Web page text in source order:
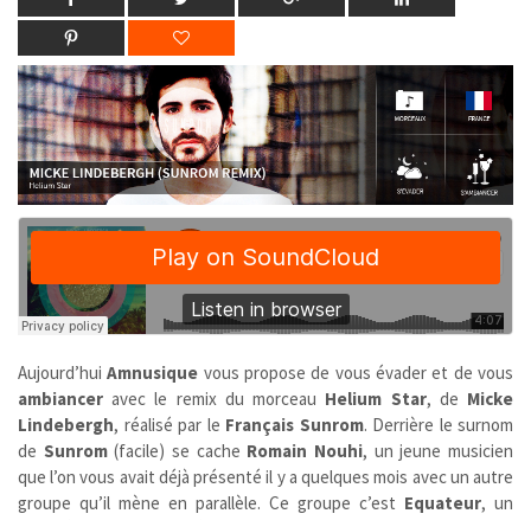
Aujourd’huiAmnusique vous propose de vous évader et de vous
ambiancer avec le remix du morceau Helium Star, de Micke
Lindebergh, réalisé par le Français Sunrom. Derrière le surnom
de Sunrom(facile) se cache Romain Nouhi, un jeune musicien
que l’on vous avait déjà présenté il y a quelques mois avec un autre
groupe qu’il mène en parallèle. Ce groupe c’est Equateur, un